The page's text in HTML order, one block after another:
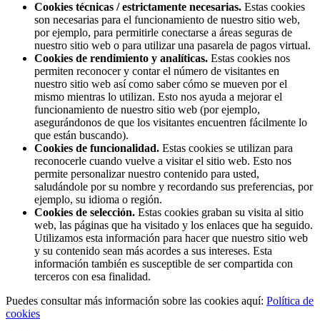
Cookies técnicas / estrictamente necesarias. Estas cookies
son necesarias para el funcionamiento de nuestro sitio web,
por ejemplo, para permitirle conectarse a áreas seguras de
nuestro sitio web o para utilizar una pasarela de pagos virtual.
Cookies de rendimiento y analíticas. Estas cookies nos
permiten reconocer y contar el número de visitantes en
nuestro sitio web así como saber cómo se mueven por el
mismo mientras lo utilizan. Esto nos ayuda a mejorar el
funcionamiento de nuestro sitio web (por ejemplo,
asegurándonos de que los visitantes encuentren fácilmente lo
que están buscando).
Cookies de funcionalidad. Estas cookies se utilizan para
reconocerle cuando vuelve a visitar el sitio web. Esto nos
permite personalizar nuestro contenido para usted,
saludándole por su nombre y recordando sus preferencias, por
ejemplo, su idioma o región.
Cookies de selección. Estas cookies graban su visita al sitio
web, las páginas que ha visitado y los enlaces que ha seguido.
Utilizamos esta información para hacer que nuestro sitio web
y su contenido sean más acordes a sus intereses. Esta
información también es susceptible de ser compartida con
terceros con esa finalidad.
Puedes consultar más información sobre las cookies aquí: Política de
cookies